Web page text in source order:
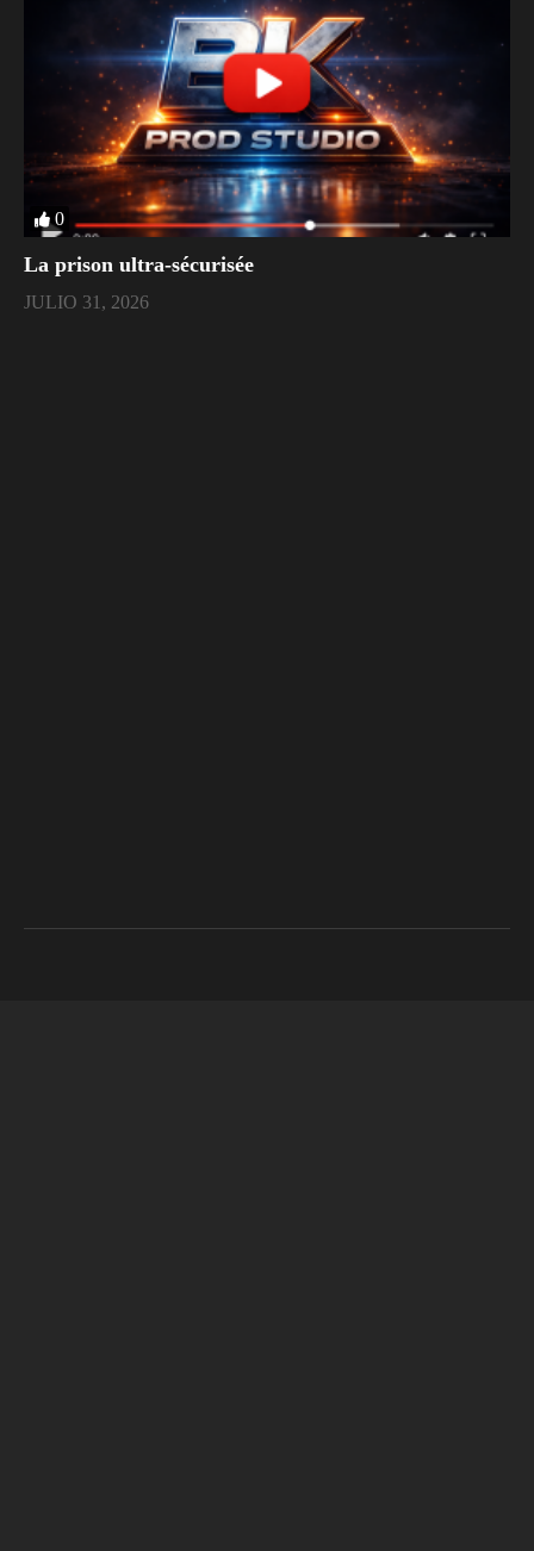
0
La prison ultra-sécurisée
JULIO 31, 2026